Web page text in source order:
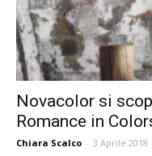
Novacolor si
Romance in
Chiara Scalco - 3 Aprile 2018